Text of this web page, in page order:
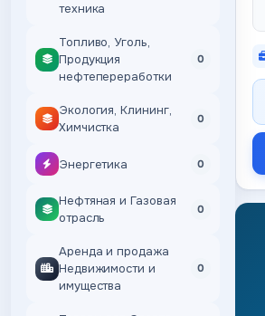
техника
Топливо, Уголь,
Продукция
нефтепереработки
0
Экология, Клининг,
Химчистка
0
Энергетика 0
Нефтяная и Газовая
отрасль
0
Аренда и продажа
Недвижимости и
имущества
0